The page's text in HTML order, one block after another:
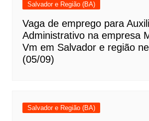
Salvador e Região (BA)
Vaga de emprego para
Administrativo na empresa
Vm em Salvador e região
(05/09)
Salvador e Região (BA)